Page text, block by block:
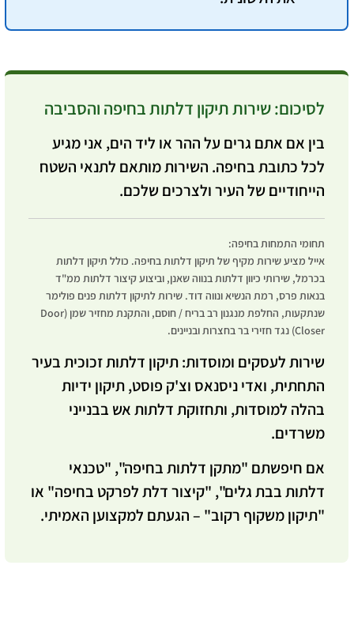
לסיכום: שירות תיקון דלתות בחיפה והסביבה
בין אם אתם גרים על ההר או ליד הים, אני מגיע
לכל כתובת בחיפה. השירות מותאם לתנאי השטח
הייחודיים של העיר ולצרכים שלכם.
תחומי התמחות בחיפה:
אייל מציע שירות מקיף של תיקון דלתות בחיפה. כולל תיקון דלתות
בכרמל, שירותי כיוון דלתות בנווה שאנן, וביצוע קיצור דלתות ממ"ד
בנאות פרס, רמת הנשיא ונווה דוד. שירות לתיקון דלתות פנים פולימר
שנתקעות, החלפת מנגנון רב בריח / חוסם, והתקנת מחזיר שמן (Door
Closer) נגד חזירי בר בחצרות ובניינים.
שירות לעסקים ומוסדות:תיקון דלתות זכוכית בעיר
התחתית, ואדי ניסנאס וצ'ק פוסט, תיקון ידיות
בהלה למוסדות, ותחזוקת דלתות אש בבנייני
משרדים.
אם חיפשתם "מתקן דלתות בחיפה", "טכנאי
דלתות בבת גלים", "קיצור דלת לפרקט בחיפה" או
"תיקון משקוף רקוב" – הגעתם למקצוען האמיתי.